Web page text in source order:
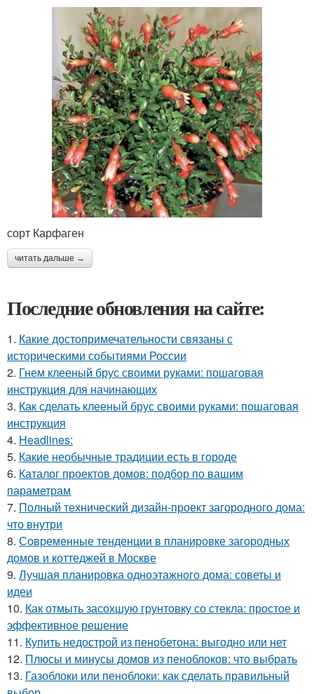
сорт Карфаген
читать дальше →
Последние обновления на сайте:
1. Какие достопримечательности связаны с
историческими событиями России
2. Гнем клееный брус своими руками: пошаговая
инструкция для начинающих
3. Как сделать клееный брус своими руками: пошаговая
инструкция
4. Headlines:
5. Какие необычные традиции есть в городе
6. Каталог проектов домов: подбор по вашим
параметрам
7. Полный технический дизайн-проект загородного дома:
что внутри
8. Современные тенденции в планировке загородных
домов и коттеджей в Москве
9. Лучшая планировка одноэтажного дома: советы и
идеи
10. Как отмыть засохшую грунтовку со стекла: простое и
эффективное решение
11. Купить недострой из пенобетона: выгодно или нет
12. Плюсы и минусы домов из пеноблоков: что выбрать
13. Газоблоки или пеноблоки: как сделать правильный